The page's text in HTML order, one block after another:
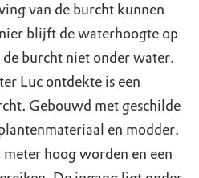
van de burcht kunnen
blijft de waterhoogte op
burcht niet onder water.
Luc ontdekte is een
Gebouwd met geschilde
en modder.
hoog worden en een